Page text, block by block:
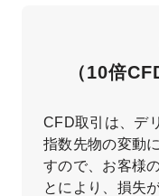
（10倍
CFD取引は、デ
指数先物の変動
すので、お客様
とにより、損失